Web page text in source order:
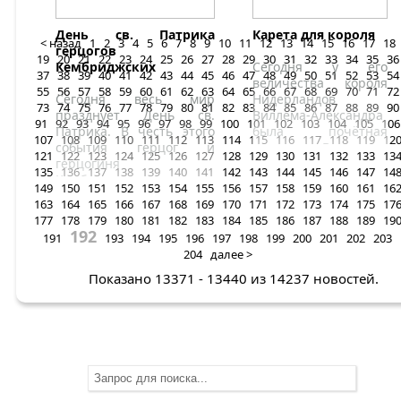
День св. Патрика
герцогов
Кембриджских
Сегодня весь мир
празднует День св.
Патрика. В честь этого
события герцог и
герцогиня
Кембриджские посетили
казармы 1го батальона
ирландской гвардии,
которые находится в
городе Ольдершот в
графстве Хэмпшир, Юго-
Восточная Англия.
Карета для короля
Сегодня у его
величества короля
Нидерландов
Виллема-Александра
была почётная
миссия. В музее
Лаувмана, который
находится в Гааге, он
торжественно
открыл заново
отреставрированный
экспонат –
(Glass Carriage).
< назад 1 2 3 4 5 6 7 8 9 10 11 12 13 14 15 16 17 18
19 20 21 22 23 24 25 26 27 28 29 30 31 32 33 34 35 36
37 38 39 40 41 42 43 44 45 46 47 48 49 50 51 52 53 54
55 56 57 58 59 60 61 62 63 64 65 66 67 68 69 70 71 72
73 74 75 76 77 78 79 80 81 82 83 84 85 86 87 88 89 90
91
92 93 94 95 96 97 98 99 100 101 102 103 104 105 106
107 108 109 110 111 112 113 114 115 116 117 118 119 120
121 122 123 124 125 126 127 128 129 130 131 132 133 134
135 136 137 138 139 140 141 142 143 144 145 146 147 148
149 150 151 152 153 154 155 156 157 158 159 160 161
162
163 164 165 166 167 168 169 170 171 172 173 174 175 176
177 178 179 180 181 182 183 184 185 186 187 188 189 190
191
192 193 194 195 196 197 198 199 200 201 202 203
204 далее >
Показано 13371 - 13440 из 14237 новостей.